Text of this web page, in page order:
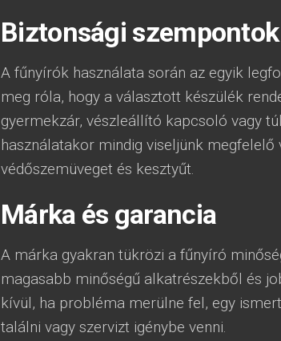
Biztonsági szempontok
A fűnyírók használata során az egyik
meg róla, hogy a választott készülék
gyermekzár, vészleállító kapcsoló vagy
használatakor mindig viseljünk
védőszemüveget és kesztyűt.
Márka és garancia
A márka gyakran tükrözi a fűnyíró
magasabb minőségű alkatrészekből és
kívül, ha probléma merülne fel, egy
találni vagy szervizt igénybe venni.